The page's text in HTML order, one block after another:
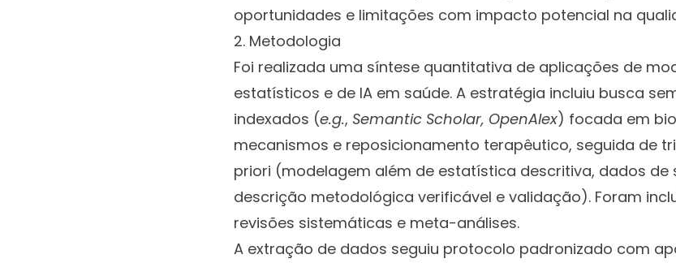
oportunidades e limitações com impacto potencial na
2. Metodologia
Foi realizada uma síntese quantitativa de aplicações de
estatísticos e de IA em saúde. A estratégia incluiu busca
indexados (e.g., Semantic Scholar, OpenAlex) focada em
mecanismos e reposicionamento terapêutico, seguida de
priori (modelagem além de estatística descritiva, dados de
descrição metodológica verificável e validação). Foram
revisões sistemáticas e meta-análises.
A extração de dados seguiu protocolo padronizado com